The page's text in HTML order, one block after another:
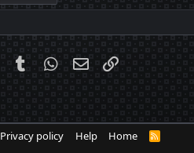
PinterestTumblr WhatsApp
Email
Privacy policy Help Home
R